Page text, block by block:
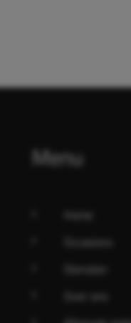
Menu
Home
Occasions
Diensten
Over ons